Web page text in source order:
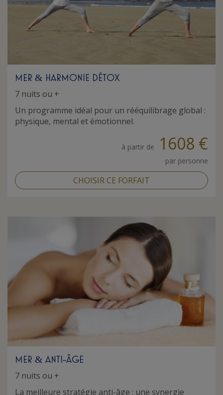
MER & HARMONIE DÉTOX
7 nuits ou +
Un programme idéal pour un rééquilibrage global :
physique, mental et émotionnel.
à partir de 1608 €
par personne
CHOISIR CE FORFAIT
MER & ANTI-ÂGE
7 nuits ou +
La meilleure stratégie anti-âge : une synergie